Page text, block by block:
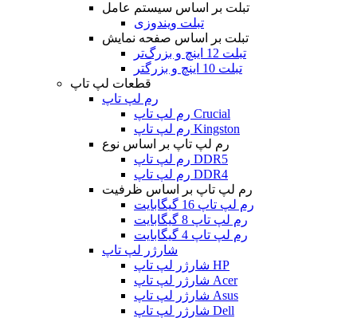
تبلت بر اساس سیستم عامل
تبلت ویندوزی
تبلت بر اساس صفحه نمایش
تبلت 12 اینچ و بزرگ‌تر
تبلت 10 اینچ و بزرگتر
قطعات لپ تاپ
رم لپ تاپ
رم لپ تاپ Crucial
رم لپ تاپ Kingston
رم لپ تاپ بر اساس نوع
رم لپ تاپ DDR5
رم لپ تاپ DDR4
رم لپ تاپ بر اساس ظرفیت
رم لپ تاپ 16 گیگابایت
رم لپ تاپ 8 گیگابایت
رم لپ تاپ 4 گیگابایت
شارژر لپ تاپ
شارژر لپ تاپ HP
شارژر لپ تاپ Acer
شارژر لپ تاپ Asus
شارژر لپ تاپ Dell